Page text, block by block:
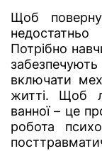
Щоб
Потрібно
включати
житті. Щоб
ванної – це
робота